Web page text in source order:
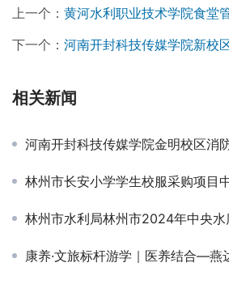
上一个： 黄河水利职业技术学院食堂管理辅助岗位
下一个： 河南开封科技传媒学院新校区建设一期工程一、二标
相关新闻
河南开封科技传媒学院金明校区消防维保
林州市长安小学学生校服采购项目
林州市水利局林州市2024年中央水库移民扶持基金
康养·文旅标杆游学｜医养结合—燕